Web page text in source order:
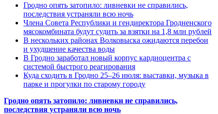
Гродно опять затопило: ливневки не справились,
последствия устраняли всю ночь
Члена Совета Республики и гендиректора Гродненского
мясокомбината будут судить за взятки на 1,8 млн рублей
В нескольких районах Волковыска ожидаются перебои
и ухудшение качества воды
В Гродно заработал новый корпус кардиоцентра с
системой быстрого реагирования
Куда сходить в Гродно 25–26 июля: выставки, музыка в
парке и прогулки по старому городу
Гродно опять затопило: ливневки не справились,
последствия устраняли всю ночь